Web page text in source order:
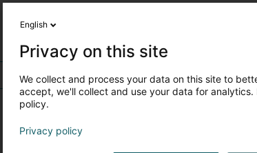
English
Privacy on this site
We collect and process your data on this site to
accept, we'll collect and use your data for
policy.
Privacy policy